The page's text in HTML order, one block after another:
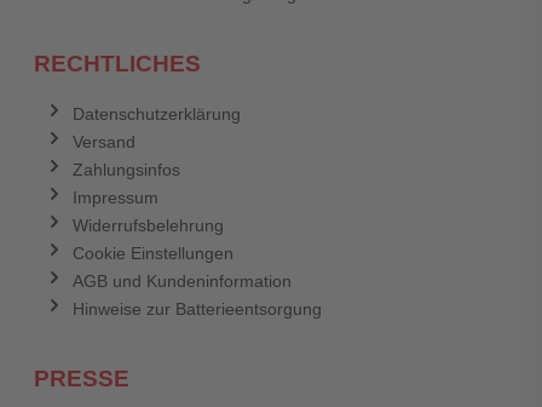
RECHTLICHES
Datenschutzerklärung
Versand
Zahlungsinfos
Impressum
Widerrufsbelehrung
Cookie Einstellungen
AGB und Kundeninformation
Hinweise zur Batterieentsorgung
PRESSE